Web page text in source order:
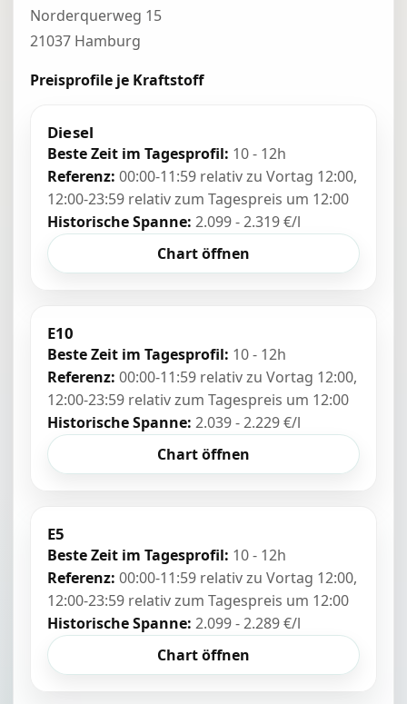
Norderquerweg 15
21037 Hamburg
Preisprofile je Kraftstoff
Diesel
Beste Zeit im Tagesprofil: 10 - 12h
Referenz: 00:00-11:59 relativ zu Vortag 12:00,
12:00-23:59 relativ zum Tagespreis um 12:00
Historische Spanne: 2.099 - 2.319 €/l
Chart öffnen
E10
Beste Zeit im Tagesprofil: 10 - 12h
Referenz: 00:00-11:59 relativ zu Vortag 12:00,
12:00-23:59 relativ zum Tagespreis um 12:00
Historische Spanne: 2.039 - 2.229 €/l
Chart öffnen
E5
Beste Zeit im Tagesprofil: 10 - 12h
Referenz: 00:00-11:59 relativ zu Vortag 12:00,
12:00-23:59 relativ zum Tagespreis um 12:00
Historische Spanne: 2.099 - 2.289 €/l
Chart öffnen